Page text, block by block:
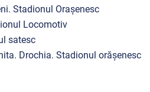
Stadionul Orașenesc
Locomotiv
satesc
Drochia. Stadionul orășenesc